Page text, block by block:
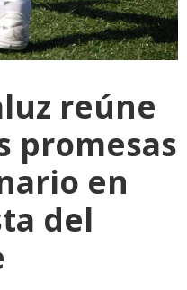
reúne
promesas
en
del